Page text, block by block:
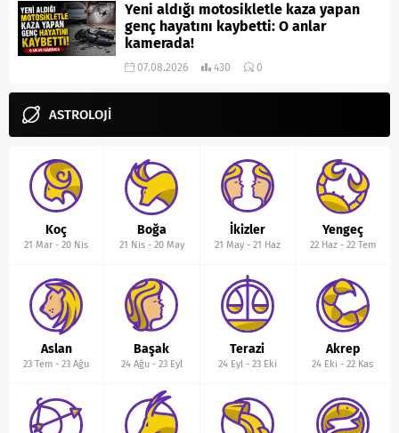
Yeni aldığı motosikletle kaza yapan
genç hayatını kaybetti: O anlar
kamerada!
07.08.2026 430 0
ASTROLOJİ
Koç
21 Mar -20 Nis
Boğa
21 Nis- 20 May
İkizler
21 May- 21 Haz
Yengeç
22 Haz- 22 Tem
Aslan
23 Tem -23 Ağu
Başak
24 Ağu- 23 Eyl
Terazi
24 Eyl- 23 Eki
Akrep
24 Eki -22 Kas